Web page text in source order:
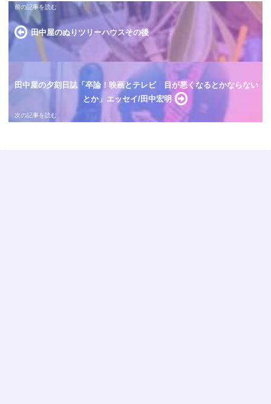
田中屋のぬりツリーハウスその後
田中屋の夕刻日誌「卒論！映画とテレビ 目が悪くなるとかならない
とか」エッセイ/田中宏明